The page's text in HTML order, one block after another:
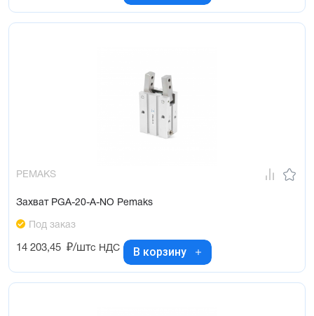
PEMAKS
Захват PGA-20-A-NO Pemaks
Под заказ
14 203,45 ₽/штс НДС В корзину